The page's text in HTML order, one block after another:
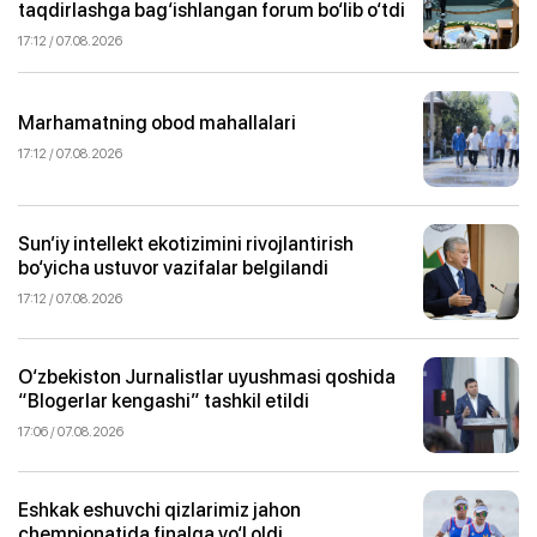
taqdirlashga bag‘ishlangan forum bo‘lib o‘tdi
17:12 / 07.08.2026
Marhamatning obod mahallalari
17:12 / 07.08.2026
Sun’iy intellekt ekotizimini rivojlantirish
bo‘yicha ustuvor vazifalar belgilandi
17:12 / 07.08.2026
O‘zbekiston Jurnalistlar uyushmasi qoshida
“Blogerlar kengashi” tashkil etildi
17:06 / 07.08.2026
Eshkak eshuvchi qizlarimiz jahon